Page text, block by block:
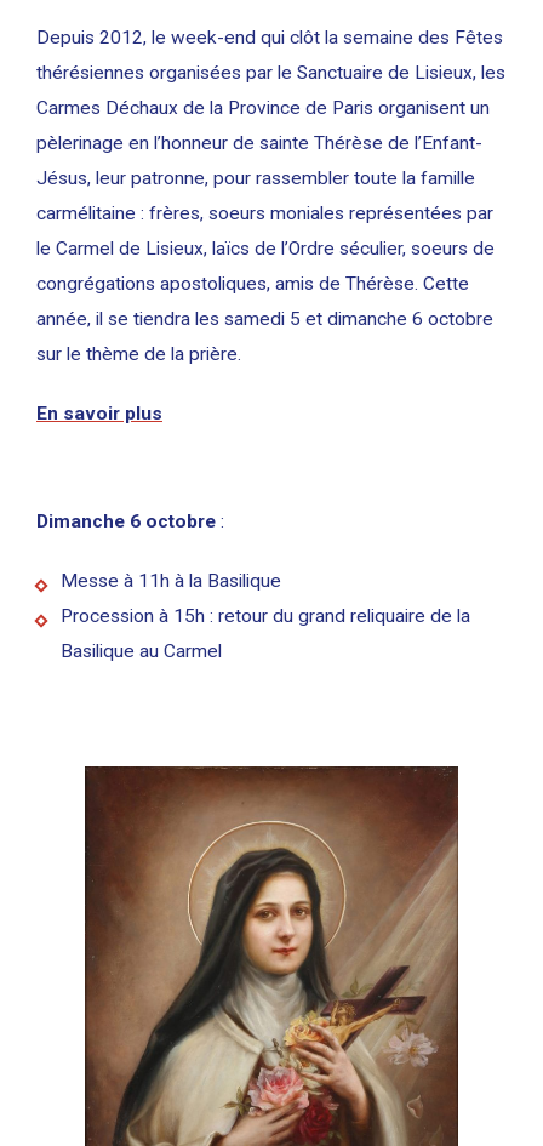
Depuis 2012, le week-end qui clôt la semaine des Fêtes
thérésiennes organisées par le Sanctuaire de Lisieux, les
Carmes Déchaux de la Province de Paris organisent un
pèlerinage en l’honneur de sainte Thérèse de l’Enfant-
Jésus, leur patronne, pour rassembler toute la famille
carmélitaine : frères, soeurs moniales représentées par
le Carmel de Lisieux, laïcs de l’Ordre séculier, soeurs de
congrégations apostoliques, amis de Thérèse. Cette
année, il se tiendra les samedi 5 et dimanche 6 octobre
sur le thème de la prière.
En savoir plus
Dimanche 6 octobre :
Messe à 11h à la Basilique
Procession à 15h : retour du grand reliquaire de la
Basilique au Carmel